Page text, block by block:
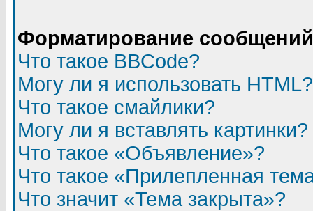
Форматирование
Что такое BBCode?
Могу ли я использовать HTML?
Что такое смайлики?
Могу ли я вставлять картинки?
Что такое «Объявление»?
Что такое «Прилепленная
Что значит «Тема закрыта»?